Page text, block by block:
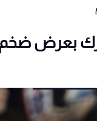
يتحرك بعرض